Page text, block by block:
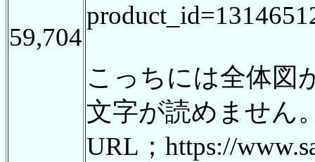
59,704
こっちには全体図
文字が読めません
URL；https://